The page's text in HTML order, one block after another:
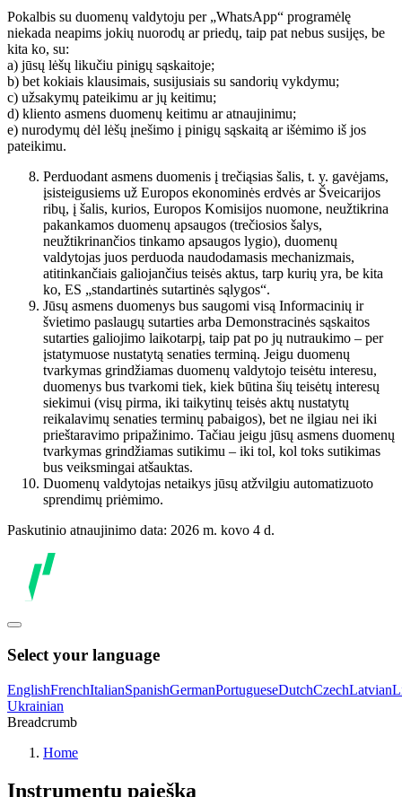
Pokalbis su duomenų valdytoju per „WhatsApp“ programėlę
niekada neapims jokių nuorodų ar priedų, taip pat nebus susijęs, be
kita ko, su:
a) jūsų lėšų likučiu pinigų sąskaitoje;
b) bet kokiais klausimais, susijusiais su sandorių vykdymu;
c) užsakymų pateikimu ar jų keitimu;
d) kliento asmens duomenų keitimu ar atnaujinimu;
e) nurodymų dėl lėšų įnešimo į pinigų sąskaitą ar išėmimo iš jos
pateikimu.
Perduodant asmens duomenis į trečiąsias šalis, t. y. gavėjams,
įsisteigusiems už Europos ekonominės erdvės ar Šveicarijos
ribų, į šalis, kurios, Europos Komisijos nuomone, neužtikrina
pakankamos duomenų apsaugos (trečiosios šalys,
neužtikrinančios tinkamo apsaugos lygio), duomenų
valdytojas juos perduoda naudodamasis mechanizmais,
atitinkančiais galiojančius teisės aktus, tarp kurių yra, be kita
ko, ES „standartinės sutartinės sąlygos“.
Jūsų asmens duomenys bus saugomi visą Informacinių ir
švietimo paslaugų sutarties arba Demonstracinės sąskaitos
sutarties galiojimo laikotarpį, taip pat po jų nutraukimo – per
įstatymuose nustatytą senaties terminą. Jeigu duomenų
tvarkymas grindžiamas duomenų valdytojo teisėtu interesu,
duomenys bus tvarkomi tiek, kiek būtina šių teisėtų interesų
siekimui (visų pirma, iki taikytinų teisės aktų nustatytų
reikalavimų senaties terminų pabaigos), bet ne ilgiau nei iki
prieštaravimo pripažinimo. Tačiau jeigu jūsų asmens duomenų
tvarkymas grindžiamas sutikimu – iki tol, kol toks sutikimas
bus veiksmingai atšauktas.
Duomenų valdytojas netaikys jūsų atžvilgiu automatizuoto
sprendimų priėmimo.
Paskutinio atnaujinimo data: 2026 m. kovo 4 d.
Select your language
EnglishFrenchItalianSpanishGermanPortugueseDutchCzechLatvian
Ukrainian
Breadcrumb
Home
Instrumentų paieška